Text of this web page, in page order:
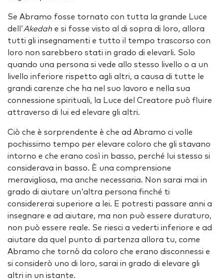
Se Abramo fosse tornato con tutta la grande Luce
dell'Akedah e si fosse visto al di sopra di loro, allora
tutti gli insegnamenti e tutto il tempo trascorso con
loro non sarebbero stati in grado di elevarli. Solo
quando una persona si vede allo stesso livello o a un
livello inferiore rispetto agli altri, a causa di tutte le
grandi carenze che ha nel suo lavoro e nella sua
connessione spirituali, la Luce del Creatore può fluire
attraverso di lui ed elevare gli altri.
Ciò che è sorprendente è che ad Abramo ci volle
pochissimo tempo per elevare coloro che gli stavano
intorno e che erano così in basso, perché lui stesso si
considerava in basso. È una comprensione
meravigliosa, ma anche necessaria. Non sarai mai in
grado di aiutare un'altra persona finché ti
considererai superiore a lei. E potresti passare anni a
insegnare e ad aiutare, ma non può essere duraturo,
non può essere reale. Se riesci a vederti inferiore e ad
aiutare da quel punto di partenza allora tu, come
Abramo che tornò da coloro che erano disconnessi e
si considerò uno di loro, sarai in grado di elevare gli
altri in un istante.